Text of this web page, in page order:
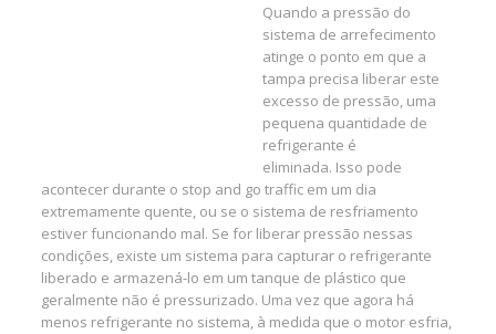
Quando a pressão do
sistema de arrefecimento
atinge o ponto em que a
tampa precisa liberar este
excesso de pressão, uma
pequena quantidade de
refrigerante é
eliminada. Isso pode
acontecer durante o stop and go traffic em um dia
extremamente quente, ou se o sistema de resfriamento
estiver funcionando mal. Se for liberar pressão nessas
condições, existe um sistema para capturar o refrigerante
liberado e armazená-lo em um tanque de plástico que
geralmente não é pressurizado. Uma vez que agora há
menos refrigerante no sistema, à medida que o motor esfria,